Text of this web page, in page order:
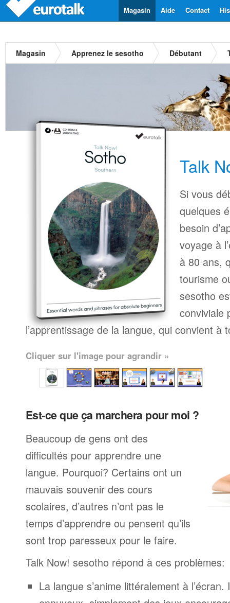
Contact
Aide
Magasin
Magasin Apprenez le sesotho Débutant
Talk
Si vous
quelques
besoin
voyage à
à 80 ans,
tourisme
sesotho
conviviale
l’apprentissage de la langue, qui convient à
Cliquer sur l'image pour agrandir »
Est-ce que ça marchera pour moi ?
Beaucoup de gens ont des
difficultés pour apprendre une
langue. Pourquoi? Certains ont un
mauvais souvenir des cours
scolaires, d’autres n’ont pas le
temps d’apprendre ou pensent qu’ils
sont trop paresseux pour le faire.
Talk Now! sesotho répond à ces problèmes:
La langue s’anime littéralement à l’écran.